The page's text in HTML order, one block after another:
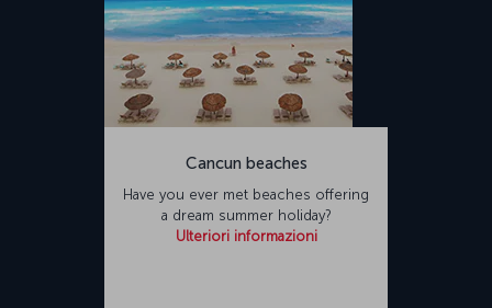
Cancun beaches
Have you ever met beaches offering
a dream summer holiday?
Ulteriori informazioni